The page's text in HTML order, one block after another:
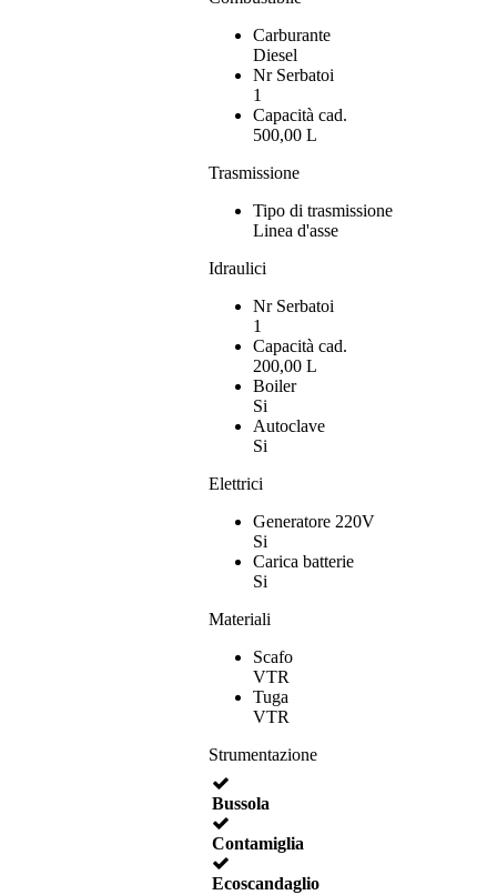
Carburante
Diesel
Nr Serbatoi
1
Capacità cad.
500,00 L
Trasmissione
Tipo di trasmissione
Linea d'asse
Idraulici
Nr Serbatoi
1
Capacità cad.
200,00 L
Boiler
Si
Autoclave
Si
Elettrici
Generatore 220V
Si
Carica batterie
Si
Materiali
Scafo
VTR
Tuga
VTR
Strumentazione
Bussola
Contamiglia
Ecoscandaglio